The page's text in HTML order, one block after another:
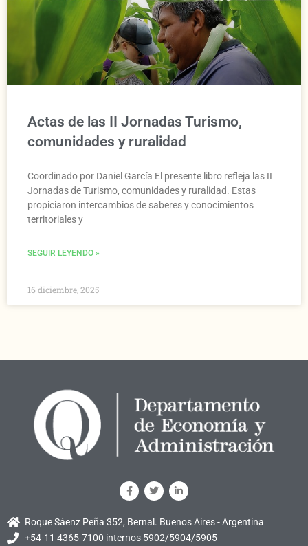
Actas de las II Jornadas Turismo,
comunidades y ruralidad
Coordinado por Daniel García El presente libro refleja las II
Jornadas de Turismo, comunidades y ruralidad. Estas
propiciaron intercambios de saberes y conocimientos
territoriales y
SEGUIR LEYENDO »
16 diciembre, 2025
Roque Sáenz Peña 352, Bernal. Buenos Aires - Argentina
+54-11 4365-7100 internos 5902/5904/5905